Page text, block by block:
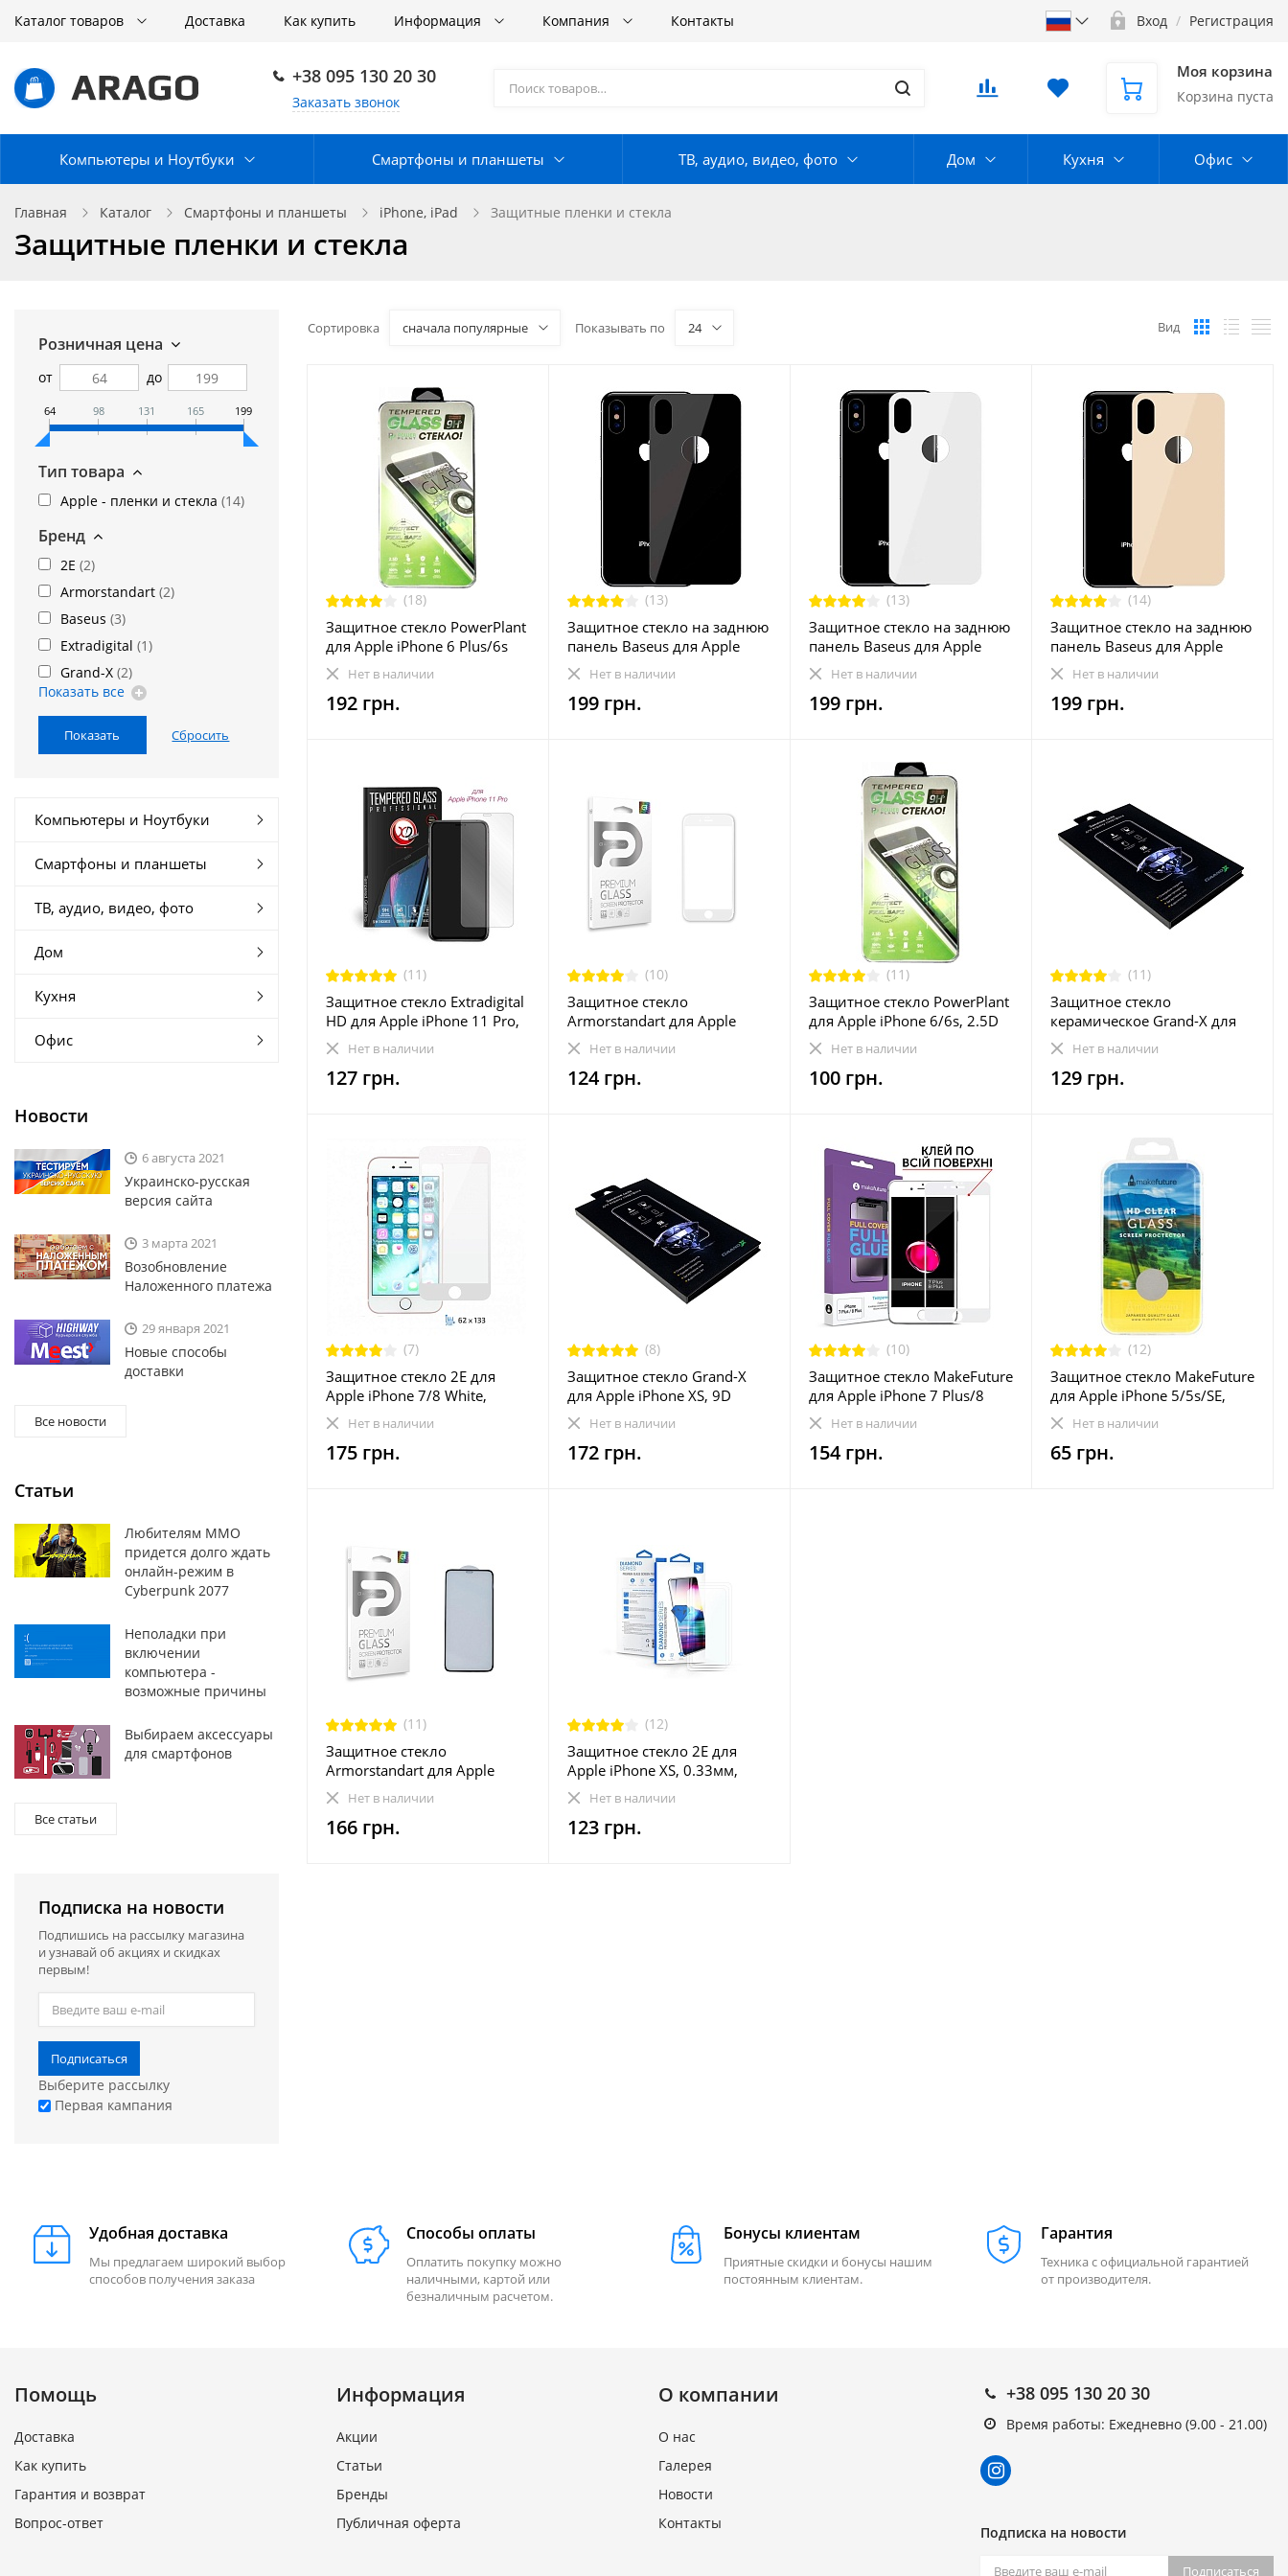
Каталог товаров Доставка Как купить Информация Компания Контакты Вход / Регистрация
+38 095 130 20 30
Заказать звонок
Моя корзина
Корзина пуста
Компьютеры и Ноутбуки Смартфоны и планшеты ТВ, аудио, видео, фото Дом Кухня Офис
Главная Каталог Смартфоны и планшеты iPhone, iPad Защитные пленки и стекла
Защитные пленки и стекла
Розничная цена
от до
64 98 131 165 199
Тип товара
Apple - пленки и стекла (14)
Бренд
2E (2)
Armorstandart (2)
Baseus (3)
Extradigital (1)
Grand-X (2)
Показать все
Компьютеры и Ноутбуки
Смартфоны и планшеты
ТВ, аудио, видео, фото
Дом
Кухня
Офис
Новости
6 августа 2021
Украинско-русская
версия сайта
3 марта 2021
Возобновление
Наложенного платежа
29 января 2021
Новые способы
доставки
Все новости
Статьи
Любителям MMO
придется долго ждать
онлайн-режим в
Cyberpunk 2077
Неполадки при
включении
компьютера -
возможные причины
Выбираем аксессуары
для смартфонов
Все статьи
Подписка на новости
Подпишись на рассылку магазина
и узнавай об акциях и скидках
первым!
Подписаться
Выберите рассылку
Первая кампания
Сортировка сначала популярные Показывать по 24 Вид
(18)
Защитное стекло PowerPlant
для Apple iPhone 6 Plus/6s
Plus Clear, 0.33мм 3D
(DV003D0006)
Нет в наличии
192 грн.
(13)
Защитное стекло на заднюю
панель Baseus для Apple
iPhone XS Black, 0.3мм
(SGAPIPH58-BM01)
Нет в наличии
199 грн.
(13)
Защитное стекло на заднюю
панель Baseus для Apple
iPhone XS White, 0.3мм
(SGAPIPH58-BM02)
Нет в наличии
199 грн.
(14)
Защитное стекло на заднюю
панель Baseus для Apple
iPhone XS Gold, 0.3мм
(SGAPIPH58-BM0V)
Нет в наличии
199 грн.
(11)
Защитное стекло Extradigital
HD для Apple iPhone 11 Pro,
0.5мм (EGL4645)
Нет в наличии
127 грн.
(10)
Защитное стекло
Armorstandart для Apple
iPhone 6 Plus/6s Plus White
3D (ARM49395-G3D-WT)
Нет в наличии
124 грн.
(11)
Защитное стекло PowerPlant
для Apple iPhone 6/6s, 2.5D
(DV00TS0012)
Нет в наличии
100 грн.
(11)
Защитное стекло
керамическое Grand-X для
Apple iPhone 11/XR Black
(CAIP11B)
Нет в наличии
129 грн.
(7)
Защитное стекло 2E для
Apple iPhone 7/8 White,
0.33mm, 3D (2E-TGIP-8/7-3D-
WB)
Нет в наличии
175 грн.
(8)
Защитное стекло Grand-X
для Apple iPhone XS, 9D
(AIPXS9D)
Нет в наличии
172 грн.
(10)
Защитное стекло MakeFuture
для Apple iPhone 7 Plus/8
Plus White Full Glue, 0.33 mm,
2.5D (MGF-AI7P/8PW)
Нет в наличии
154 грн.
(12)
Защитное стекло MakeFuture
для Apple iPhone 5/5s/SE,
0.33 mm, 2.5D (MG-AI5)
Нет в наличии
65 грн.
(11)
Защитное стекло
Armorstandart для Apple
iPhone XR Black 3D
(ARM53067-G3D-BK)
Нет в наличии
166 грн.
(12)
Защитное стекло 2E для
Apple iPhone XS, 0.33мм,
2.5D, 3шт (2E-IP-XS-LT2.5D-
CL-3IN1)
Нет в наличии
123 грн.
Удобная доставка
Мы предлагаем широкий выбор
способов получения заказа
Способы оплаты
Оплатить покупку можно
наличными, картой или
безналичным расчетом.
Бонусы клиентам
Приятные скидки и бонусы нашим
постоянным клиентам.
Гарантия
Техника с официальной гарантией
от производителя.
Помощь
Доставка
Как купить
Гарантия и возврат
Вопрос-ответ
Информация
Акции
Статьи
Бренды
Публичная оферта
О компании
О нас
Галерея
Новости
Контакты
+38 095 130 20 30
Время работы: Ежедневно (9.00 - 21.00)
Подписка на новости
Подписаться